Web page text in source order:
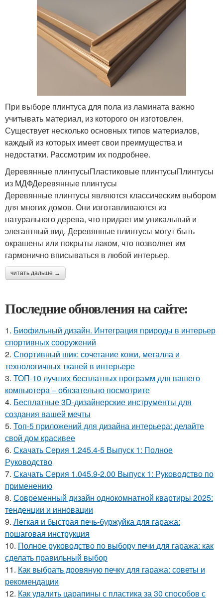
При выборе плинтуса для пола из ламината важно
учитывать материал, из которого он изготовлен.
Существует несколько основных типов материалов,
каждый из которых имеет свои преимущества и
недостатки. Рассмотрим их подробнее.
Деревянные плинтусыПластиковые плинтусыПлинтусы
из МДФДеревянные плинтусы
Деревянные плинтусы являются классическим выбором
для многих домов. Они изготавливаются из
натурального дерева, что придает им уникальный и
элегантный вид. Деревянные плинтусы могут быть
окрашены или покрыты лаком, что позволяет им
гармонично вписываться в любой интерьер.
читать дальше →
Последние обновления на сайте:
1. Биофильный дизайн. Интеграция природы в интерьер
спортивных сооружений
2. Спортивный шик: сочетание кожи, металла и
технологичных тканей в интерьере
3. ТОП-10 лучших бесплатных программ для вашего
компьютера – обязательно посмотрите
4. Бесплатные 3D-дизайнерские инструменты для
создания вашей мечты
5. Топ-5 приложений для дизайна интерьера: делайте
свой дом красивее
6. Скачать Серия 1.245.4-5 Выпуск 1: Полное
Руководство
7. Скачать Серия 1.045.9-2.00 Выпуск 1: Руководство по
применению
8. Современный дизайн однокомнатной квартиры 2025:
тенденции и инновации
9. Легкая и быстрая печь-буржуйка для гаража:
пошаговая инструкция
10. Полное руководство по выбору печи для гаража: как
сделать правильный выбор
11. Как выбрать дровяную печку для гаража: советы и
рекомендации
12. Как удалить царапины с пластика за 30 способов с